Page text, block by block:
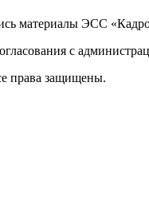
материалы ЭСС
с
права защищены.